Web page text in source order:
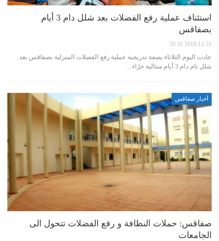
استئناف عملية رفع الفضلات بعد شلل دام 3 أيام
بصفاقس
2019-12-31 20:31
عادت اليوم الثلاثاء بصفة تدريجية عملية رفع الفضلات المنزلية بصفاقس بعد
شلل تام دام 3 أيام متتالية جرّاء…
أخبار صفاقس
صفاقس: حملات النظافة و رفع الفضلات تتحول الى
الجامعات